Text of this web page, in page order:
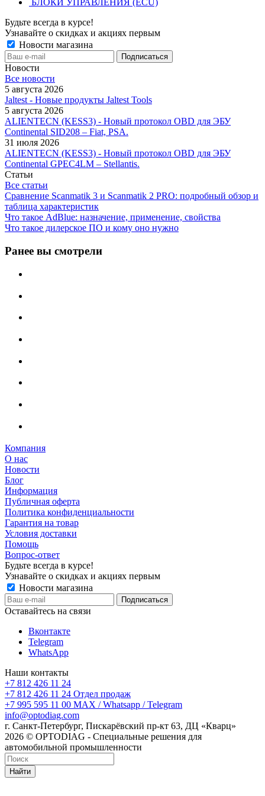
БЛОКИ УПРАВЛЕНИЯ (ECU)
Будьте всегда в курсе!
Узнавайте о скидках и акциях первым
Новости магазина
Новости
Все новости
5 августа 2026
Jaltest - Новые продукты Jaltest Tools
5 августа 2026
ALIENTECN (KESS3) - Новый протокол OBD для ЭБУ
Continental SID208 – Fiat, PSA.
31 июля 2026
ALIENTECN (KESS3) - Новый протокол OBD для ЭБУ
Continental GPEC4LM – Stellantis.
Статьи
Все статьи
Сравнение Scanmatik 3 и Scanmatik 2 PRO: подробный обзор и
таблица характеристик
Что такое AdBlue: назначение, применение, свойства
Что такое дилерское ПО и кому оно нужно
Ранее вы смотрели
Компания
О нас
Новости
Блог
Информация
Публичная оферта
Политика конфиденциальности
Гарантия на товар
Условия доставки
Помощь
Вопрос-ответ
Будьте всегда в курсе!
Узнавайте о скидках и акциях первым
Новости магазина
Оставайтесь на связи
Вконтакте
Telegram
WhatsApp
Наши контакты
+7 812 426 11 24
+7 812 426 11 24 Отдел продаж
+7 995 595 11 00 MAX / Whatsapp / Telegram
info@optodiag.com
г. Санкт-Петербург, Пискарёвский пр-кт 63, ДЦ «Кварц»
2026 © OPTODIAG - Специальные решения для
автомобильной промышленности
Найти